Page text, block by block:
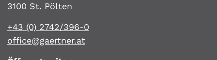
3100 St. Pölten
+43 (0) 2742/396-0
office@gaertner.at